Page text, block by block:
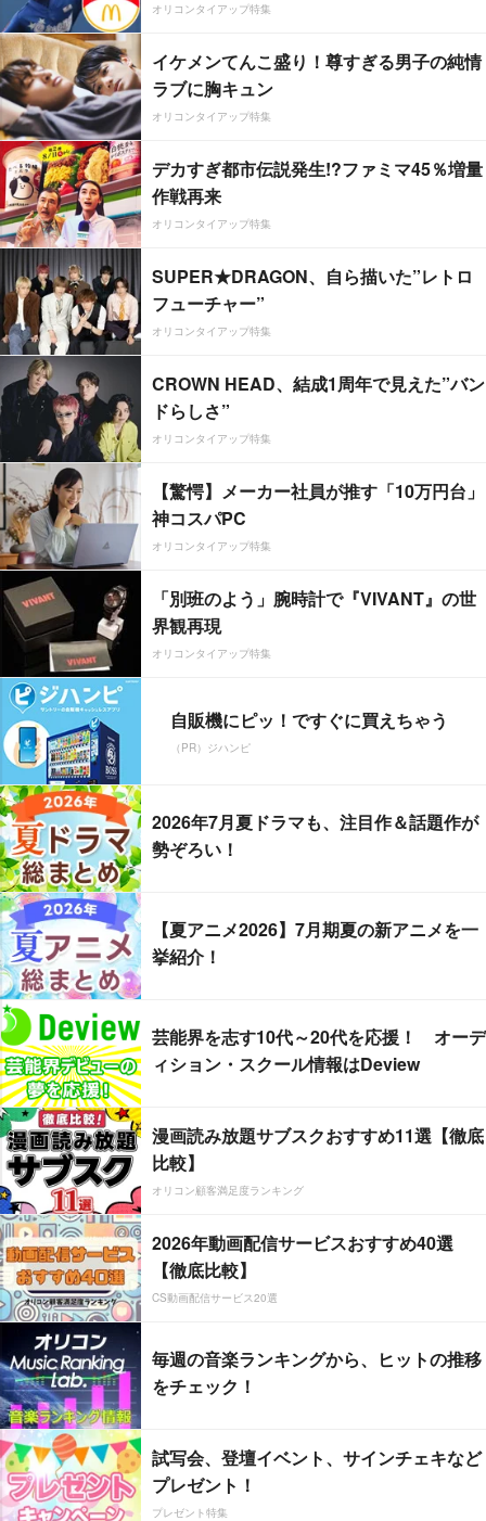
オリコンタイアップ特集
イケメンてんこ盛り！尊すぎる男子の純情
ラブに胸キュン
オリコンタイアップ特集
デカすぎ都市伝説発生!?ファミマ45％増量
作戦再来
オリコンタイアップ特集
SUPER★DRAGON、自ら描いた”レトロ
フューチャー”
オリコンタイアップ特集
CROWN HEAD、結成1周年で見えた”バン
ドらしさ”
オリコンタイアップ特集
【驚愕】メーカー社員が推す「10万円台」
神コスパPC
オリコンタイアップ特集
「別班のよう」腕時計で『VIVANT』の世
界観再現
オリコンタイアップ特集
自販機にピッ！ですぐに買えちゃう
（PR）ジハンピ
2026年7月夏ドラマも、注目作＆話題作が
勢ぞろい！
【夏アニメ2026】7月期夏の新アニメを一
挙紹介！
芸能界を志す10代～20代を応援！ オーデ
ィション・スクール情報はDeview
漫画読み放題サブスクおすすめ11選【徹底
比較】
オリコン顧客満足度ランキング
2026年動画配信サービスおすすめ40選
【徹底比較】
CS動画配信サービス20選
毎週の音楽ランキングから、ヒットの推移
をチェック！
試写会、登壇イベント、サインチェキなど
プレゼント！
プレゼント特集